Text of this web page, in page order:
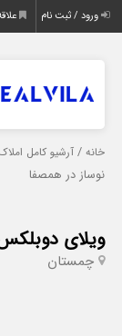
ورود / ثبت نام
خانه /آرشیو کامل
نوساز در همصفا
ویلای
چمستان